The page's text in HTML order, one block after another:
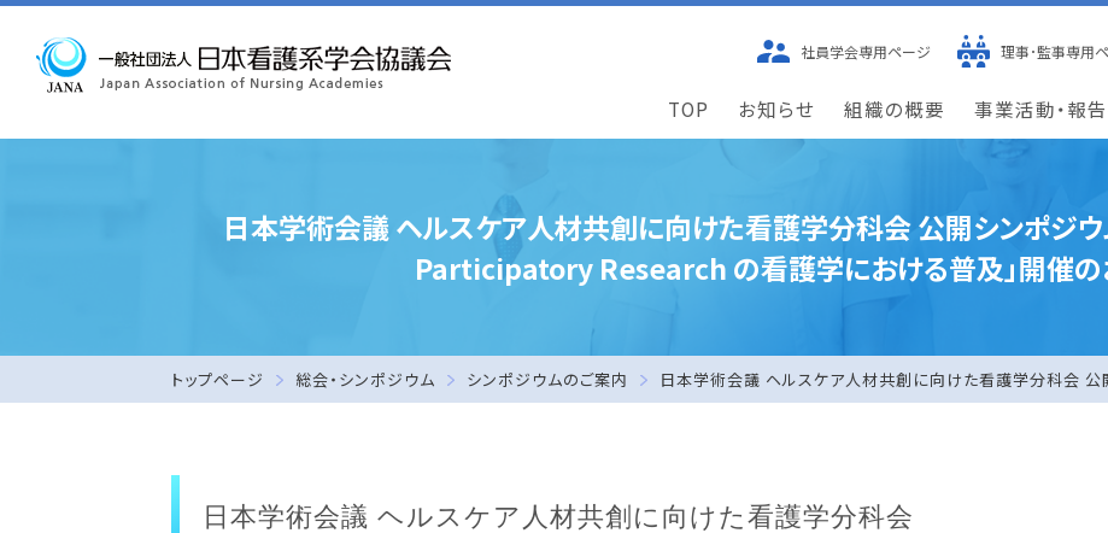
TOP お知らせ 組織の概要 事業活動・報
社員学会専用ページ 理事･監事専用
日本学術会議 ヘルスケア人材共創に向けた看護学分科会 公開シンポジ
Participatory Research の看護学における普及」開催の
トップページ 総会・シンポジウム シンポジウムのご案内 日本学術会議 ヘルスケア人材共創に向けた看護学分科会
日本学術会議 ヘルスケア人材共創に向けた看護学分科会